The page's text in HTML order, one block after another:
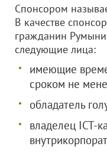
Спонсором
В качестве
гражданин
следующие лица:
имеющие
сроком не
обладатель
владелец ICT-